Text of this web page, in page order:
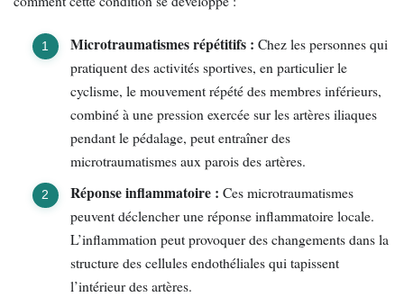
Microtraumatismes répétitifs : Chez les personnes qui
pratiquent des activités sportives, en particulier le
cyclisme, le mouvement répété des membres inférieurs,
combiné à une pression exercée sur les artères iliaques
pendant le pédalage, peut entraîner des
microtraumatismes aux parois des artères.
Réponse inflammatoire : Ces microtraumatismes
peuvent déclencher une réponse inflammatoire locale.
L’inflammation peut provoquer des changements dans la
structure des cellules endothéliales qui tapissent
l’intérieur des artères.